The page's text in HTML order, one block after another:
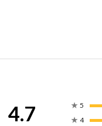
4.7 ★ 5
★ 4